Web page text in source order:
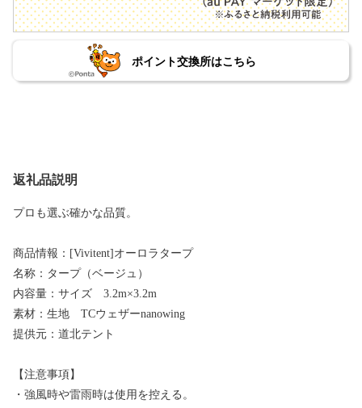
ポイント交換所はこちら
返礼品説明
プロも選ぶ確かな品質。
商品情報：[Vivitent]オーロラタープ
名称：タープ（ベージュ）
内容量：サイズ 3.2m×3.2m
素材：生地 TCウェザーnanowing
提供元：道北テント
【注意事項】
・強風時や雷雨時は使用を控える。